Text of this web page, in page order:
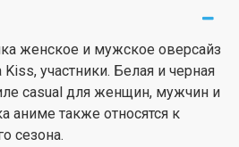
женское и мужское оверсайз
участники. Белая и черная
casual для женщин, мужчин и
аниме также относятся к
сезона.